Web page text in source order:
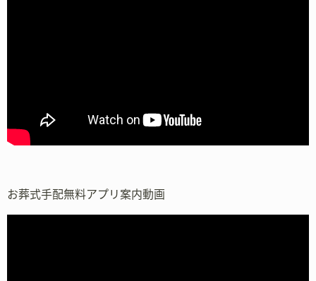
お葬式手配無料アプリ案内動画